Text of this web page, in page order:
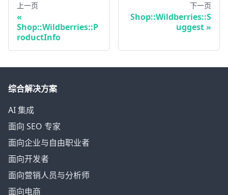
上一页
Shop::Wildberries::P
roductInfo
下一页
Shop::Wildberries::S
uggest
综合解决方案
AI 集成
面向 SEO 专家
面向企业与自由职业者
面向开发者
面向营销人员与分析师
面向电商